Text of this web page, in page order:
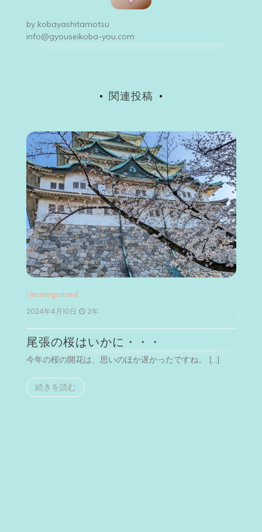
ー
シ
by kobayashitamotsu
info@gyouseikoba-you.com
関連投稿
Uncategorized
2024年4月10日 2年
尾張の桜はいかに・・・
今年の桜の開花は、思いのほか遅かったですね。 […]
続きを読む